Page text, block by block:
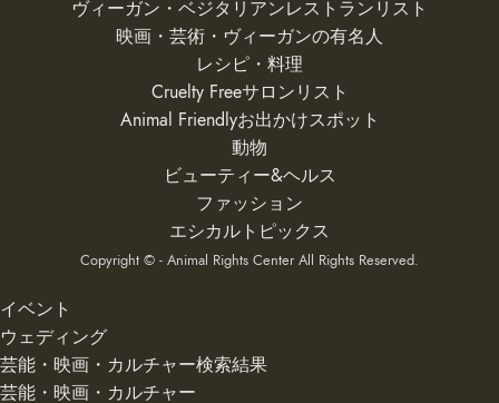
ヴィーガン・ベジタリアンレストランリスト
映画・芸術・ヴィーガンの有名人
レシピ・料理
Cruelty Freeサロンリスト
Animal Friendlyお出かけスポット
動物
ビューティー&ヘルス
ファッション
エシカルトピックス
Copyright © - Animal Rights Center All Rights Reserved.
イベント
ウェディング
芸能・映画・カルチャー検索結果
芸能・映画・カルチャー